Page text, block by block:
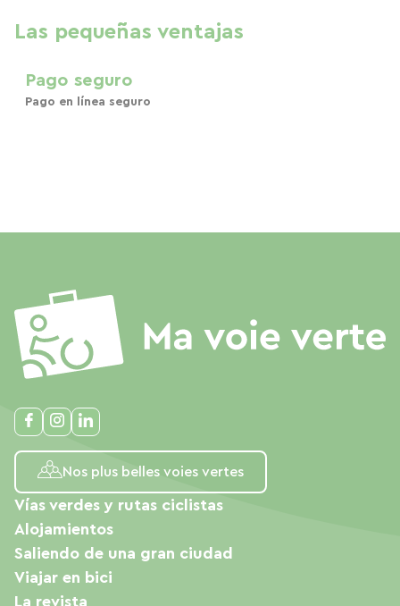
Las pequeñas ventajas
Pago seguro
Pago en línea seguro
Nos plus belles voies vertes
Vías verdes y rutas ciclistas
Alojamientos
Saliendo de una gran ciudad
Viajar en bici
La revista